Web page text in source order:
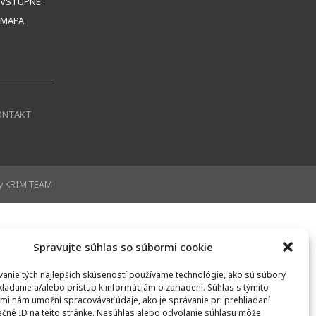
Spravujte súhlas so súbormi cookie
tých najlepších skúseností používame technológie, ako sú súbory
a/alebo prístup k informáciám o zariadení. Súhlas s týmito
nám umožní spracovávať údaje, ako je správanie pri prehliadaní
ID na tejto stránke. Nesúhlas alebo odvolanie súhlasu môže
MAPA
KRIM TEAM